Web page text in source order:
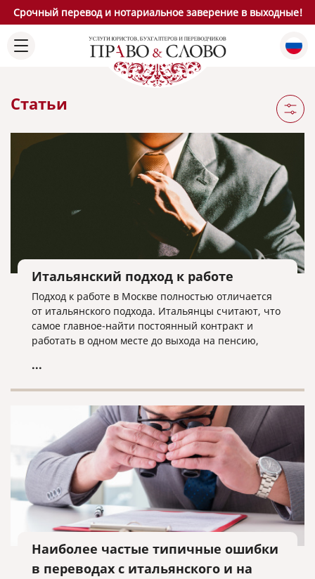
Срочный перевод и нотариальное заверение в выходные!
Статьи
Итальянский подход к работе
Подход к работе в Москве полностью отличается
от итальянского подхода. Итальянцы считают, что
самое главное-найти постоянный контракт и
работать в одном месте до выхода на пенсию,
...
Наиболее частые типичные ошибки
в переводах с итальянского и на